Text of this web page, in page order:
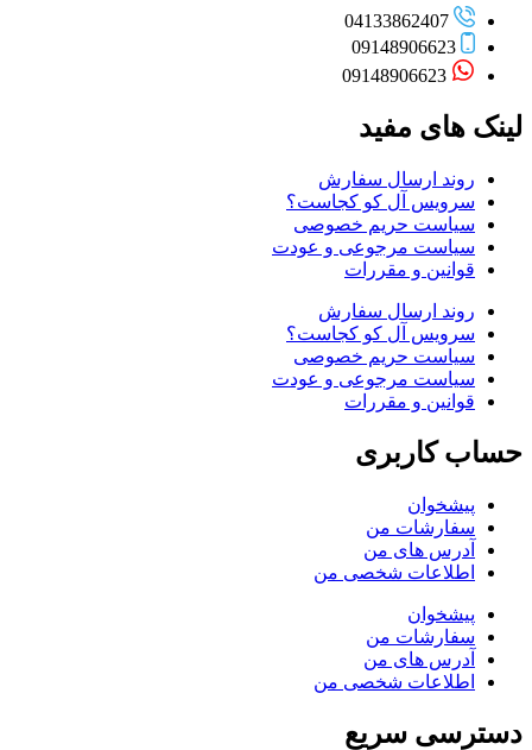
04133862407
09148906623
09148906623
لینک های مفید
روند ارسال سفارش
سرویس آل کو کجاست؟
سیاست حریم خصوصی
سیاست مرجوعی و عودت
قوانین و مقررات
روند ارسال سفارش
سرویس آل کو کجاست؟
سیاست حریم خصوصی
سیاست مرجوعی و عودت
قوانین و مقررات
حساب کاربری
پیشخوان
سفارشات من
آدرس های من
اطلاعات شخصی من
پیشخوان
سفارشات من
آدرس های من
اطلاعات شخصی من
دسترسی سریع